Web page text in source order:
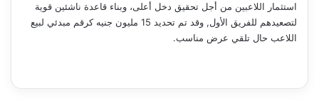
استثمار اللاعبين من أجل تحقيق دخل أعلى، وبناء قاعدة ناشئين قوية
لتصعيدهم للفريق الأول, وقد تم تحديد 15 مليون جنيه كرقم مبدئي لبيع
اللاعب حال تلقي عرض مناسب.